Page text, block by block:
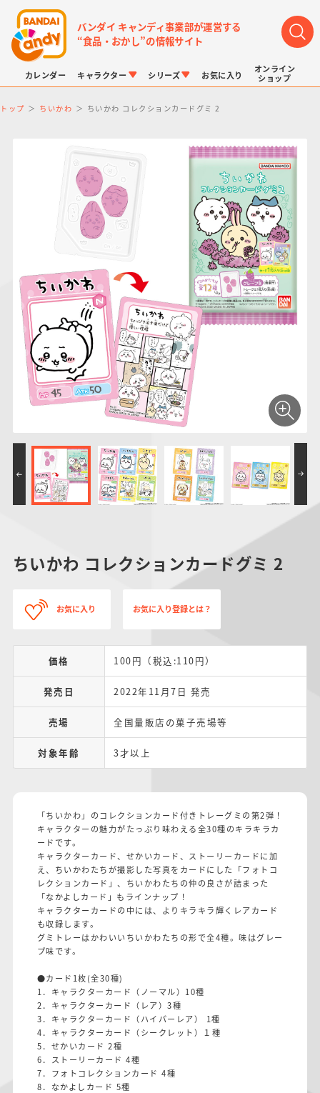
バンダイ キャンディ事業部が運営する
“食品・おかし”の情報サイト
カレンダー キャラクター
LINK TRAVELERS
仮面ライダーシリー
PROJECT R.E.D.・
スーパー戦隊シリー
プリキュアシリーズ
ガンダムシリーズ
ポケットモンスター
ドラゴンボール
サンリオキャラクタ
ーズ
シリーズ
チョコボックス
キャラパキ
つりグミ
にふぉるめーしょん
＆スクエアシール
SMPシリーズ
ポケモンキッズ
キャラデコ
お気に入り
オンライン
ショップ
トップ ちいかわ ちいかわ コレクションカードグミ 2
ちいかわ コレクションカードグミ 2
お気に入り お気に入り登録とは？
価格 100円（税込:110円）
発売日 2022年11月7日 発売
売場 全国量販店の菓子売場等
対象年齢 3才以上
「ちいかわ」のコレクションカード付きトレーグミの第2弾！
キャラクターの魅力がたっぷり味わえる全30種のキラキラカ
ードです。
キャラクターカード、せかいカード、ストーリーカードに加
え、ちいかわたちが撮影した写真をカードにした「フォトコ
レクションカード」、ちいかわたちの仲の良さが詰まった
「なかよしカード」もラインナップ！
キャラクターカードの中には、よりキラキラ輝くレアカード
も収録します。
グミトレーはかわいいちいかわたちの形で全4種。味はグレー
プ味です。
●カード1枚(全30種)
1．キャラクターカード（ノーマル）10種
2．キャラクターカード（レア）3種
3．キャラクターカード（ハイパーレア） 1種
4．キャラクターカード（シークレット）１種
5．せかいカード 2種
6．ストーリーカード 4種
7．フォトコレクションカード 4種
8．なかよしカード 5種